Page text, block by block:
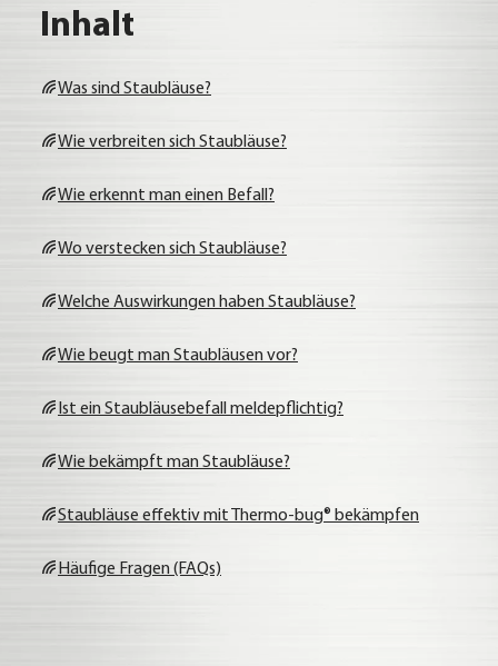
Inhalt
Was sind Staub­läu­se?
Wie ver­brei­ten sich Staub­läu­se?
Wie erkennt man einen Befall?
Wo ver­ste­cken sich Staub­läu­se?
Wel­che Aus­wir­kun­gen haben Staub­läu­se?
Wie beugt man Staub­läu­sen vor?
Ist ein Staub­läu­se­be­fall mel­de­pflich­tig?
Wie bekämpft man Staub­läu­se?
Staub­läu­se effek­tiv mit Ther­mo-bug® bekämp­fen
Häu­fi­ge Fra­gen (FAQs)